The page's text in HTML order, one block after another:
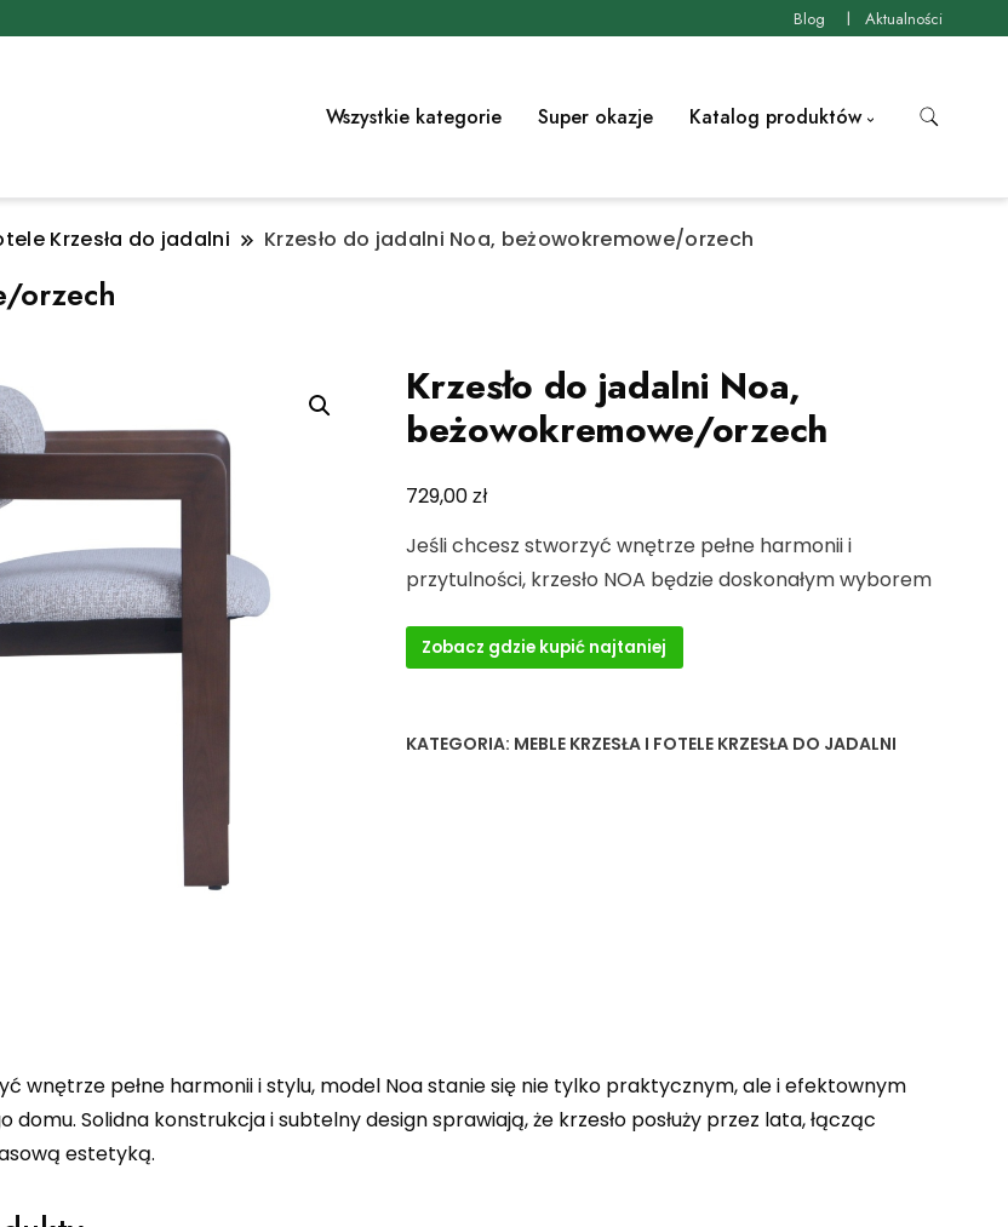
Blog Aktualności
Wszystkie kategorie Super okazje Katalog produktów
Krzesła do jadalni Krzesło do jadalni Noa, beżowokremowe/orzech
orzech
Krzesło do jadalni Noa,
beżowokremowe/orzech
729,00zł
Jeśli chcesz stworzyć wnętrze pełne harmonii i
przytulności, krzesło NOA będzie doskonałym wyborem
Zobacz gdzie kupić najtaniej
KATEGORIA: MEBLE KRZESŁA I FOTELE KRZESŁA DO JADALNI
wnętrze pełne harmonii i stylu, model Noa stanie się nie tylko praktycznym, ale i efektownym
Solidna konstrukcja i subtelny design sprawiają, że krzesło posłuży przez lata, łącząc
estetyką.